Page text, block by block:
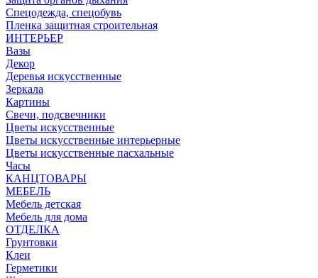
Спецодежда, спецобувь
Пленка защитная строительная
ИНТЕРЬЕР
Вазы
Декор
Деревья искусственные
Зеркала
Картины
Свечи, подсвечники
Цветы искусственные
Цветы искусственные интерьерные
Цветы искусственные пасхальные
Часы
КАНЦТОВАРЫ
МЕБЕЛЬ
Мебель детская
Мебель для дома
ОТДЕЛКА
Грунтовки
Клеи
Герметики